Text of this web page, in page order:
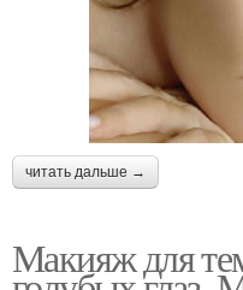
читать дальше →
Макияж для